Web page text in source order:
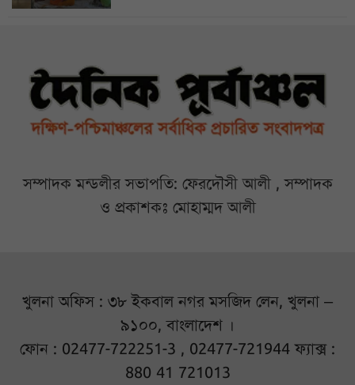
সম্পাদক মন্ডলীর সভাপতি: ফেরদৌসী আলী , সম্পাদক
ও প্রকাশকঃ মোহাম্মদ আলী
খুলনা অফিস : ৩৮ ইকবাল নগর মসজিদ লেন, খুলনা –
৯১০০, বাংলাদেশ ।
ফোন : 02477-722251-3 , 02477-721944 ফ্যাক্স :
880 41 721013